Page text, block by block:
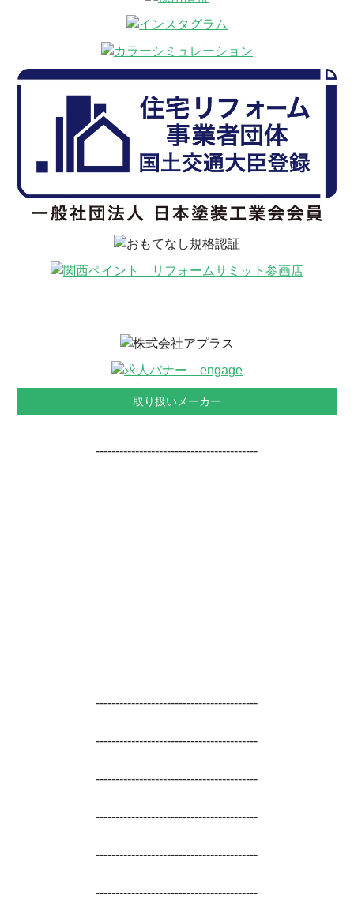
取り扱いメーカー
-----------------------------------------
-----------------------------------------
-----------------------------------------
-----------------------------------------
-----------------------------------------
-----------------------------------------
-----------------------------------------